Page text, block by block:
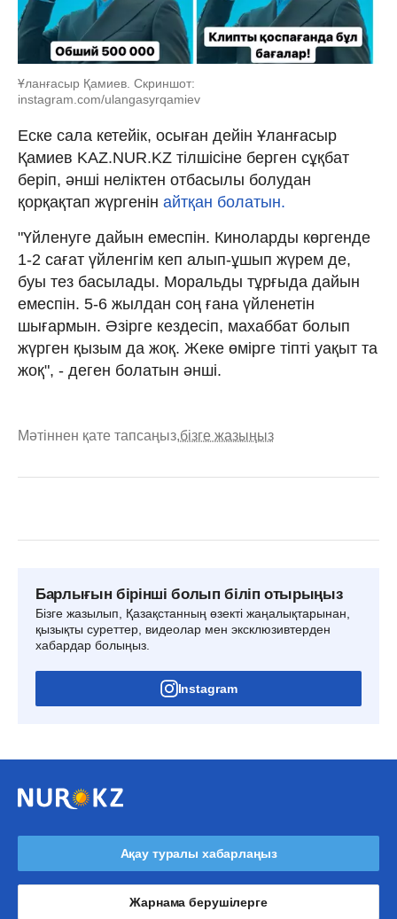
Ұланғасыр Қамиев. Скриншот:
instagram.com/ulangasyrqamiev
Еске сала кетейік, осыған дейін Ұланғасыр
Қамиев KAZ.NUR.KZ тілшісіне берген сұқбат
беріп, әнші неліктен отбасылы болудан
қорқақтап жүргенін айтқан болатын.
"Үйленуге дайын емеспін. Киноларды көргенде
1-2 сағат үйленгім кеп алып-ұшып жүрем де,
буы тез басылады. Моральды тұрғыда дайын
емеспін. 5-6 жылдан соң ғана үйленетін
шығармын. Әзірге кездесіп, махаббат болып
жүрген қызым да жоқ. Жеке өмірге тіпті уақыт та
жоқ", - деген болатын әнші.
Мәтіннен қате тапсаңыз,бізге жазыңыз
Барлығын бірінші болып біліп отырыңыз
Бізге жазылып, Қазақстанның өзекті жаңалықтарынан,
қызықты суреттер, видеолар мен эксклюзивтерден
хабардар болыңыз.
Instagram
Ақау туралы хабарлаңыз
Жарнама берушілерге